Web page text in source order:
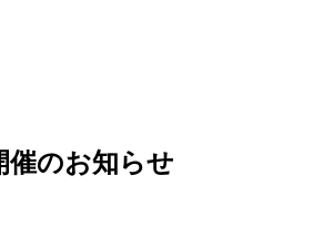
催のお知らせ